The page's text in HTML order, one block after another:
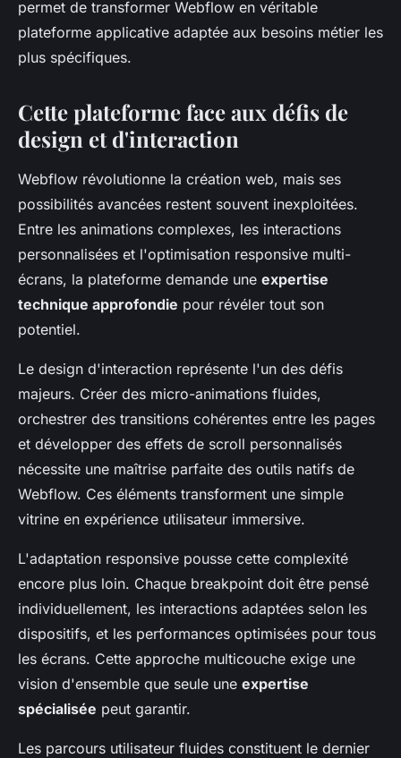
permet de transformer Webflow en véritable
plateforme applicative adaptée aux besoins métier les
plus spécifiques.
Cette plateforme face aux défis de
design et d'interaction
Webflow révolutionne la création web, mais ses
possibilités avancées restent souvent inexploitées.
Entre les animations complexes, les interactions
personnalisées et l'optimisation responsive multi-
écrans, la plateforme demande une expertise
technique approfondie pour révéler tout son
potentiel.
Le design d'interaction représente l'un des défis
majeurs. Créer des micro-animations fluides,
orchestrer des transitions cohérentes entre les pages
et développer des effets de scroll personnalisés
nécessite une maîtrise parfaite des outils natifs de
Webflow. Ces éléments transforment une simple
vitrine en expérience utilisateur immersive.
L'adaptation responsive pousse cette complexité
encore plus loin. Chaque breakpoint doit être pensé
individuellement, les interactions adaptées selon les
dispositifs, et les performances optimisées pour tous
les écrans. Cette approche multicouche exige une
vision d'ensemble que seule une expertise
spécialisée peut garantir.
Les parcours utilisateur fluides constituent le dernier